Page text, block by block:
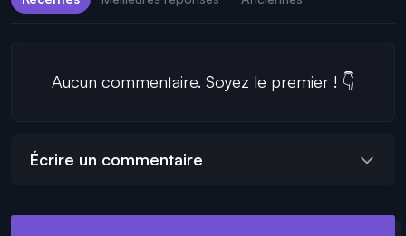
Aucun commentaire. Soyez le premier ! 👇
Écrire un commentaire